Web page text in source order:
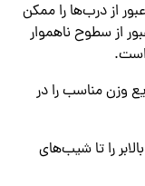
از درب‌ها را ممکن
از سطوح ناهموار
است.
وزن مناسب را در
را تا شیب‌های